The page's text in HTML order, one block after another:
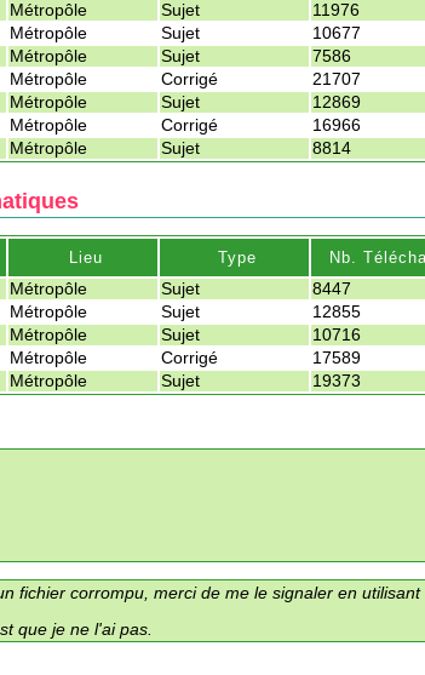
Métropôle Sujet
11976
Métropôle Sujet
10677
Métropôle Sujet
7586
Métropôle Corrigé
21707
Métropôle Sujet
12869
Métropôle Corrigé
16966
Métropôle Sujet 8814
Lieu Type
Nb.
Métropôle Sujet
8447
Métropôle Sujet
12855
Métropôle Sujet
10716
Métropôle Corrigé
17589
Métropôle Sujet 19373
fichier corrompu, merci de me le signaler en utilisant
que je ne l'ai pas.